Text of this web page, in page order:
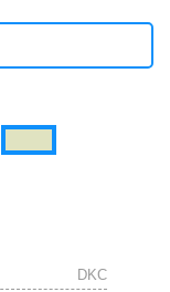
DKC